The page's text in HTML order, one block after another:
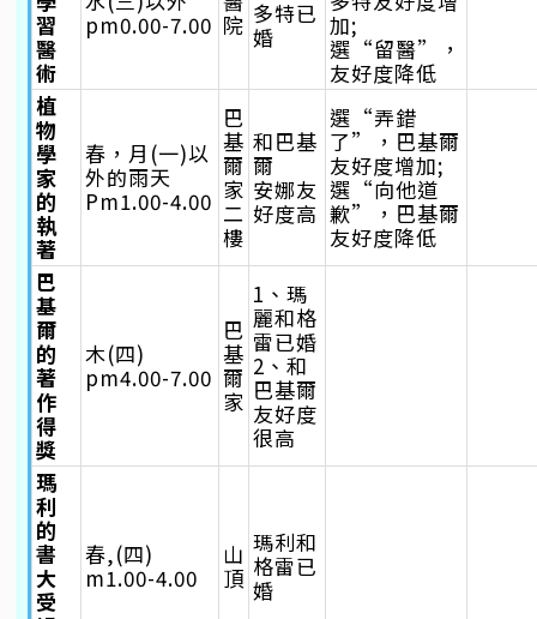
習
醫
術
pm0.00-7.00 院 多特已
婚
加;
選“留醫”，
友好度降低
植
物
學
家
的
執
著
春，月(一)以
外的雨天
Pm1.00-4.00
巴
基
爾
家
二
樓
和巴基
爾
安娜友
好度高
選“弄錯
了”，巴基爾
友好度增加;
選“向他道
歉”，巴基爾
友好度降低
巴
基
爾
的
著
作
得
獎
木(四)
pm4.00-7.00
巴
基
爾
家
1、瑪
麗和格
雷已婚
2、和
巴基爾
友好度
很高
瑪
利
的
書
大
受
春,(四)
m1.00-4.00
山
頂
瑪利和
格雷已
婚